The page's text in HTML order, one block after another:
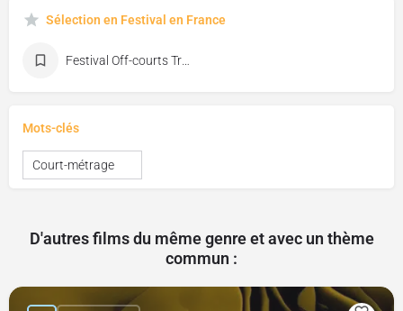
Sélection en Festival en France
Festival Off-courts Trouville
Mots-clés
Court-métrage
D'autres films du même genre et avec un thème
commun :